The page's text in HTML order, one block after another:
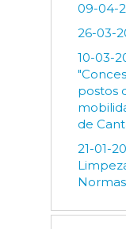
09-04-
26-03-
10-03-
postos
de
21-01-